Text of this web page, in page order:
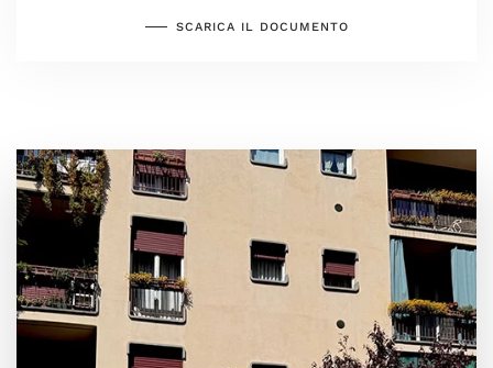
SCARICA IL DOCUMENTO